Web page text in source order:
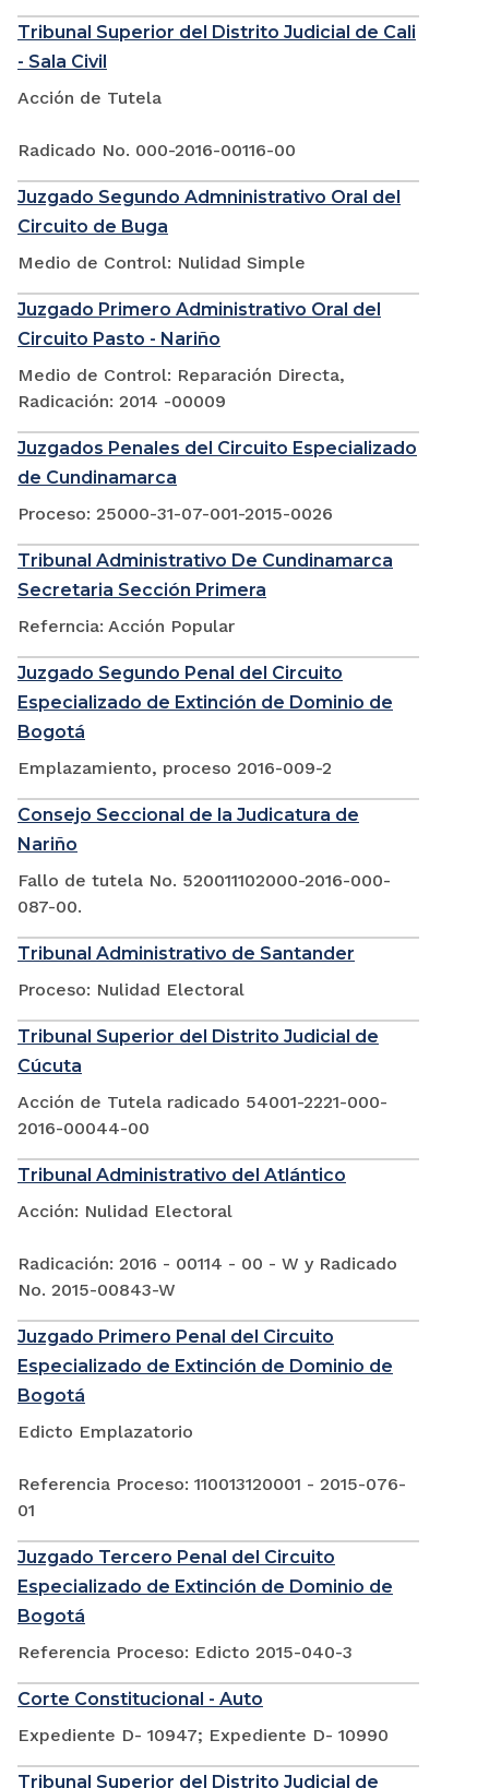
Tribunal Superior del Distrito Judicial de Cali
- Sala Civil
Acción de Tutela
Radicado No. 000-2016-00116-00
Juzgado Segundo Admninistrativo Oral del
Circuito de Buga
Medio de Control: Nulidad Simple
Juzgado Primero Administrativo Oral del
Circuito Pasto - Nariño
Medio de Control: Reparación Directa,
Radicación: 2014 -00009
Juzgados Penales del Circuito Especializado
de Cundinamarca
Proceso: 25000-31-07-001-2015-0026
Tribunal Administrativo De Cundinamarca
Secretaria Sección Primera
Referncia: Acción Popular
Juzgado Segundo Penal del Circuito
Especializado de Extinción de Dominio de
Bogotá
Emplazamiento, proceso 2016-009-2
Consejo Seccional de la Judicatura de
Nariño
Fallo de tutela No. 520011102000-2016-000-
087-00.
Tribunal Administrativo de Santander
Proceso: Nulidad Electoral
Tribunal Superior del Distrito Judicial de
Cúcuta
Acción de Tutela radicado 54001-2221-000-
2016-00044-00
Tribunal Administrativo del Atlántico
Acción: Nulidad Electoral
Radicación: 2016 - 00114 - 00 - W y Radicado
No. 2015-00843-W
Juzgado Primero Penal del Circuito
Especializado de Extinción de Dominio de
Bogotá
Edicto Emplazatorio
Referencia Proceso: 110013120001 - 2015-076-
01
Juzgado Tercero Penal del Circuito
Especializado de Extinción de Dominio de
Bogotá
Referencia Proceso: Edicto 2015-040-3
Corte Constitucional - Auto
Expediente D- 10947; Expediente D- 10990
Tribunal Superior del Distrito Judicial de